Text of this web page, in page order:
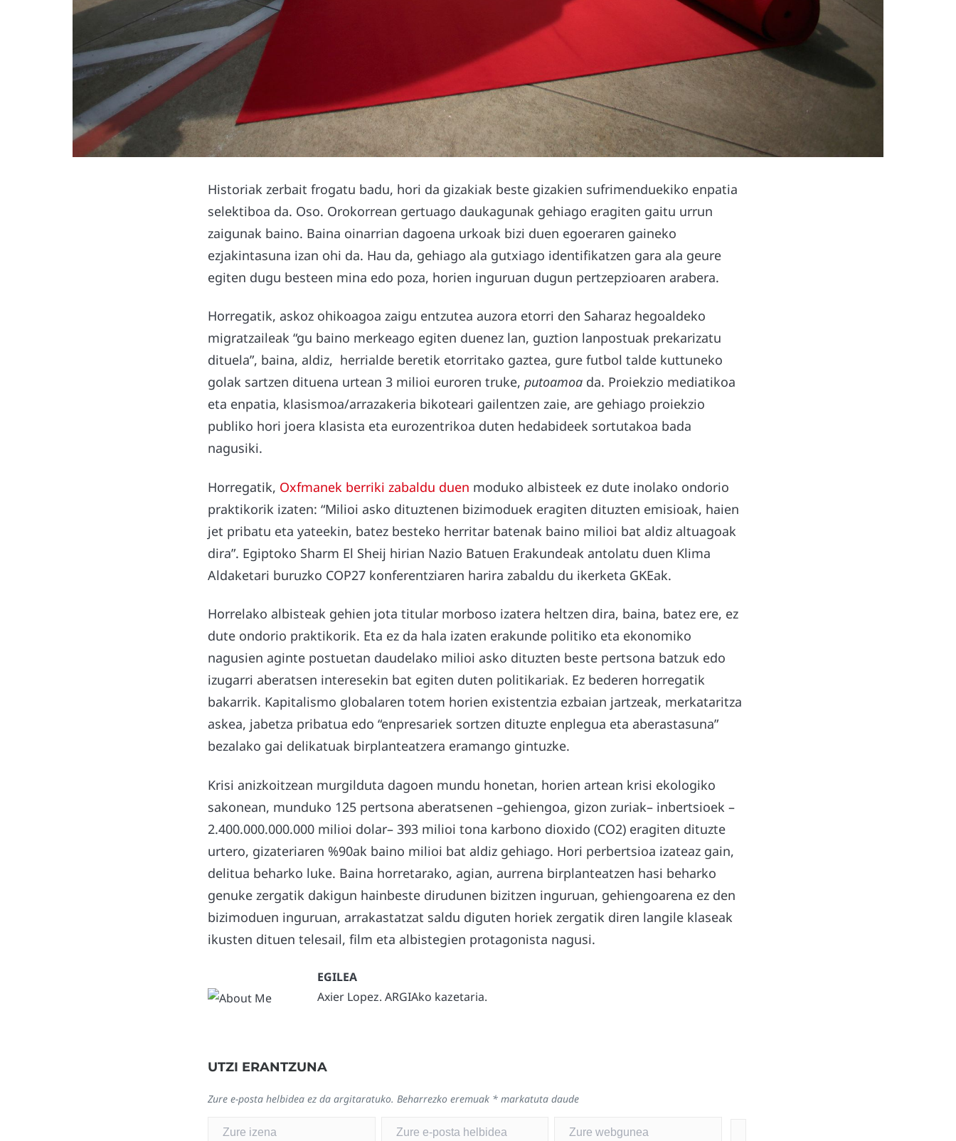
Historiak zerbait frogatu badu, hori da gizakiak beste gizakien sufrimenduekiko enpatia
selektiboa da. Oso. Orokorrean gertuago daukagunak gehiago eragiten gaitu urrun
zaigunak baino. Baina oinarrian dagoena urkoak bizi duen egoeraren gaineko
ezjakintasuna izan ohi da. Hau da, gehiago ala gutxiago identifikatzen gara ala geure
egiten dugu besteen mina edo poza, horien inguruan dugun pertzepzioaren arabera.
Horregatik, askoz ohikoagoa zaigu entzutea auzora etorri den Saharaz hegoaldeko
migratzaileak “gu baino merkeago egiten duenez lan, guztion lanpostuak prekarizatu
dituela”, baina, aldiz, herrialde beretik etorritako gaztea, gure futbol talde kuttuneko
golak sartzen dituena urtean 3 milioi euroren truke, putoamoa da. Proiekzio mediatikoa
eta enpatia, klasismoa/arrazakeria bikoteari gailentzen zaie, are gehiago proiekzio
publiko hori joera klasista eta eurozentrikoa duten hedabideek sortutakoa bada
nagusiki.
Horregatik, Oxfmanek berriki zabaldu duen moduko albisteek ez dute inolako ondorio
praktikorik izaten: “Milioi asko dituztenen bizimoduek eragiten dituzten emisioak, haien
jet pribatu eta yateekin, batez besteko herritar batenak baino milioi bat aldiz altuagoak
dira”. Egiptoko Sharm El Sheij hirian Nazio Batuen Erakundeak antolatu duen Klima
Aldaketari buruzko COP27 konferentziaren harira zabaldu du ikerketa GKEak.
Horrelako albisteak gehien jota titular morboso izatera heltzen dira, baina, batez ere, ez
dute ondorio praktikorik. Eta ez da hala izaten erakunde politiko eta ekonomiko
nagusien aginte postuetan daudelako milioi asko dituzten beste pertsona batzuk edo
izugarri aberatsen interesekin bat egiten duten politikariak. Ez bederen horregatik
bakarrik. Kapitalismo globalaren totem horien existentzia ezbaian jartzeak, merkataritza
askea, jabetza pribatua edo “enpresariek sortzen dituzte enplegua eta aberastasuna”
bezalako gai delikatuak birplanteatzera eramango gintuzke.
Krisi anizkoitzean murgilduta dagoen mundu honetan, horien artean krisi ekologiko
sakonean, munduko 125 pertsona aberatsenen –gehiengoa, gizon zuriak– inbertsioek –
2.400.000.000.000 milioi dolar– 393 milioi tona karbono dioxido (CO2) eragiten dituzte
urtero, gizateriaren %90ak baino milioi bat aldiz gehiago. Hori perbertsioa izateaz gain,
delitua beharko luke. Baina horretarako, agian, aurrena birplanteatzen hasi beharko
genuke zergatik dakigun hainbeste dirudunen bizitzen inguruan, gehiengoarena ez den
bizimoduen inguruan, arrakastatzat saldu diguten horiek zergatik diren langile klaseak
ikusten dituen telesail, film eta albistegien protagonista nagusi.
Axier Lopez. ARGIAko kazetaria.
UTZI ERANTZUNA
Zure e-posta helbidea ez da argitaratuko. Beharrezko eremuak * markatuta daude